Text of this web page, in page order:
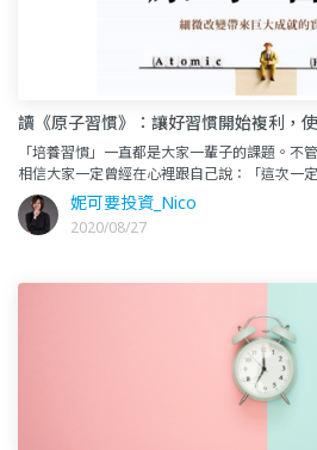
讀《原子習慣》：讓好習慣開始複利，
「培養習慣」一直都是大家一輩子的課題。不
相信大家一定曾經在心裡跟自己說：「這次一
分鐘熱度，到後面的衝勁就直接冷卻了。而這
妮可要投資_Nico
2020/08/27